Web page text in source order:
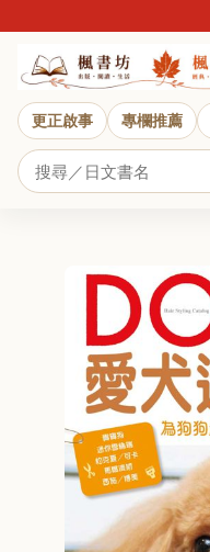
更正啟事 專欄推薦